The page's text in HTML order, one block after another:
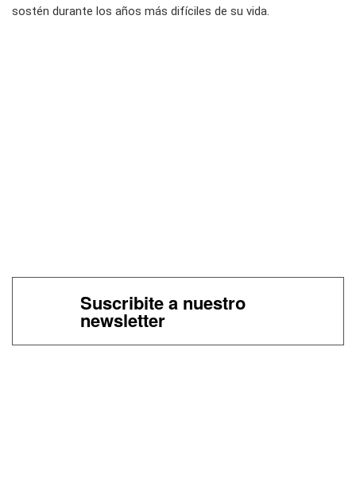
sostén durante los años más difíciles de su vida.
Suscribite a nuestro
newsletter